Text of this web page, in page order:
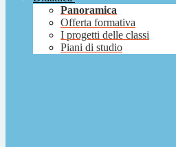
Panoramica
Offerta formativa
I progetti delle classi
Piani di studio